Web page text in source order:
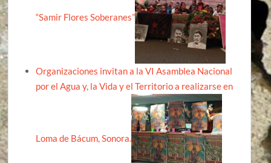
“Samir Flores Soberanes”
Organizaciones invitan a la VI Asamblea Nacional
por el Agua y, la Vida y el Territorio a realizarse en
Loma de Bácum, Sonora.